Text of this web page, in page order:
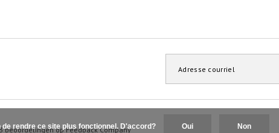
beoordelingen opFeedback Company
rendre ce site plus fonctionnel. D'accord? Oui Non